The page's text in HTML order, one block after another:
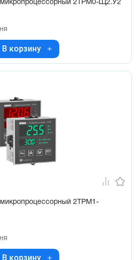
микропроцессорный 2ТРМ0-Щ2.У2
В корзину
микропроцессорный 2ТРМ1-
В корзину